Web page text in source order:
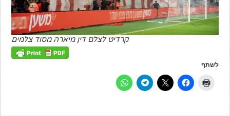
קרדיט לצלם דין מיארה מסוד צלמים
לשתף